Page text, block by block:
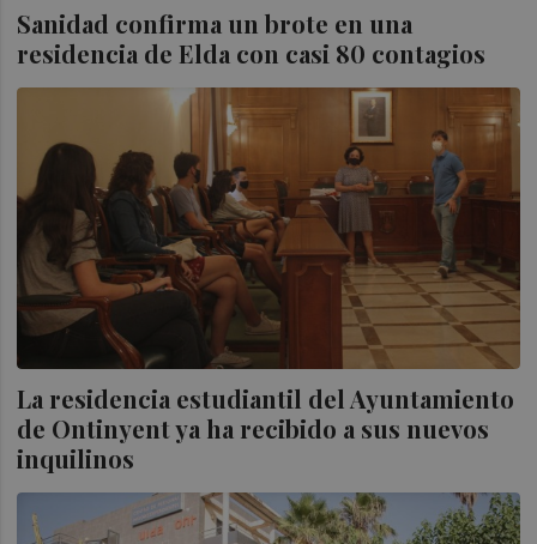
Sanidad confirma un brote en una
residencia de Elda con casi 80 contagios
La residencia estudiantil del Ayuntamiento
de Ontinyent ya ha recibido a sus nuevos
inquilinos